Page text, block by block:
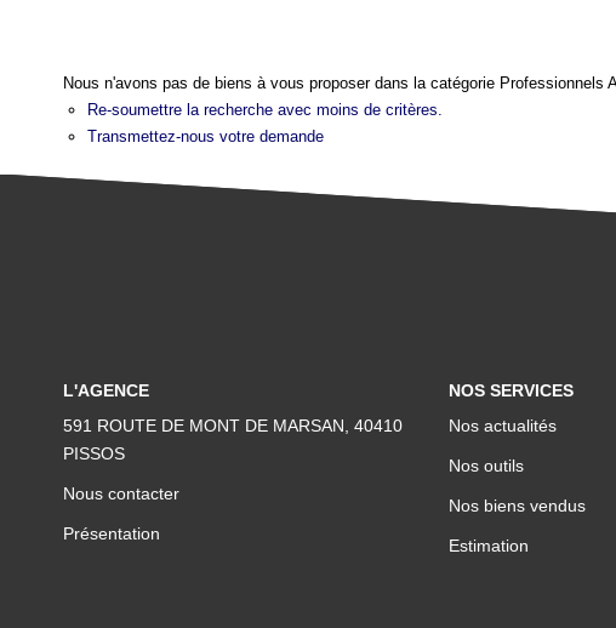
Nous n'avons pas de biens à vous proposer dans la catégorie
Re-soumettre la recherche avec moins de critères.
Transmettez-nous votre demande
L'AGENCE
591 ROUTE DE MONT DE MARSAN, 40410
PISSOS
Nous contacter
Présentation
NOS SERVICES
Nos actualités
Nos outils
Nos biens vendus
Estimation